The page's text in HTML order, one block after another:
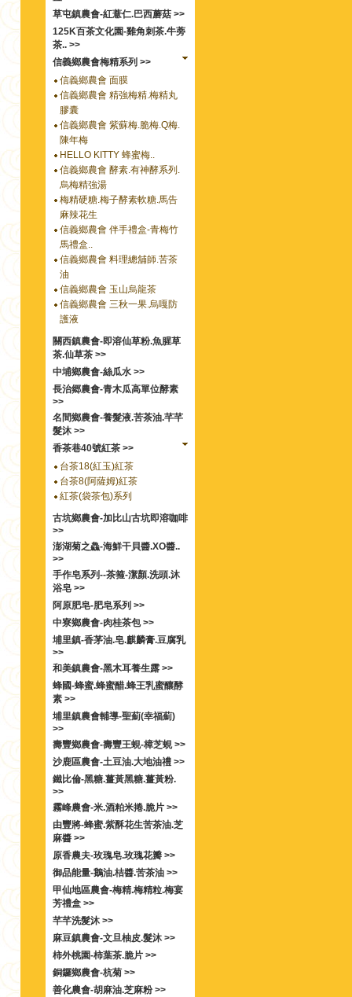
草屯鎮農會-紅薏仁.巴西蘑菇 >>
125K百茶文化園-雞角刺茶.牛蒡
茶.. >>
信義鄉農會梅精系列 >>
信義鄉農會 面膜
信義鄉農會 精強梅精.梅精丸
膠囊
信義鄉農會 紫蘇梅.脆梅.Q梅.
陳年梅
HELLO KITTY 蜂蜜梅..
信義鄉農會 酵素.有神酵系列.
烏梅精強湯
梅精硬糖.梅子酵素軟糖.馬告
麻辣花生
信義鄉農會 伴手禮盒-青梅竹
馬禮盒..
信義鄉農會 料理總舖師.苦茶
油
信義鄉農會 玉山烏龍茶
信義鄉農會 三秋一果.烏嘎防
護液
關西鎮農會-即溶仙草粉.魚腥草
茶.仙草茶 >>
中埔鄉農會-絲瓜水 >>
長治郷農會-青木瓜高單位酵素
>>
名間鄉農會-養髮液.苦茶油.芊芊
髮沐 >>
香茶巷40號紅茶 >>
台茶18(紅玉)紅茶
台茶8(阿薩姆)紅茶
紅茶(袋茶包)系列
古坑鄉農會-加比山古坑即溶咖啡
>>
澎湖菊之鱻-海鮮干貝醬.XO醬..
>>
手作皂系列--茶箍-潔顏.洗頭.沐
浴皂 >>
阿原肥皂-肥皂系列 >>
中寮鄉農會-肉桂茶包 >>
埔里鎮-香茅油.皂.麒麟膏.豆腐乳
>>
和美鎮農會-黑木耳養生露 >>
蜂國-蜂蜜.蜂蜜醋.蜂王乳蜜釀酵
素 >>
埔里鎮農會輔導-聖薊(幸福薊)
>>
壽豐鄉農會-壽豐王蜆-樟芝蜆 >>
沙鹿區農會-土豆油.大地油禮 >>
鐵比倫-黑糖.薑黃黑糖.薑黃粉.
>>
霧峰農會-米.酒粕米捲.脆片 >>
由豐將-蜂蜜.紫酥花生苦茶油.芝
麻醬 >>
原香農夫-玫瑰皂.玫瑰花瓣 >>
御品能量-鵝油.桔醬.苦茶油 >>
甲仙地區農會-梅精.梅精粒.梅宴
芳禮盒 >>
芊芊洗髮沐 >>
麻豆鎮農會-文旦柚皮.髮沐 >>
柿外桃園-柿葉茶.脆片 >>
銅鑼鄉農會-杭菊 >>
善化農會-胡麻油.芝麻粉 >>